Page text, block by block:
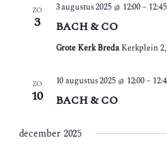
ZO
3 BACH & CO
3 augustus 2025 @ 12:00– 12:45
Grote Kerk Breda Kerkplein
ZO
10 BACH & CO
10 augustus 2025 @ 12:00–
december 2025